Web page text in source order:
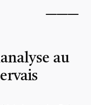
au